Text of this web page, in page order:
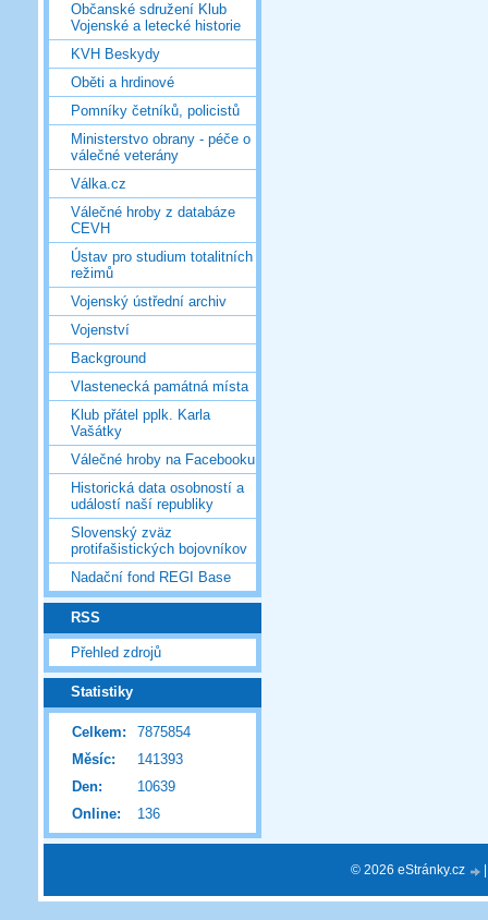
Občanské sdružení Klub
Vojenské a letecké historie
KVH Beskydy
Oběti a hrdinové
Pomníky četníků, policistů
Ministerstvo obrany - péče o
válečné veterány
Válka.cz
Válečné hroby z databáze
CEVH
Ústav pro studium totalitních
režimů
Vojenský ústřední archiv
Vojenství
Background
Vlastenecká památná místa
Klub přátel pplk. Karla
Vašátky
Válečné hroby na Facebooku
Historická data osobností a
událostí naší republiky
Slovenský zväz
protifašistických bojovníkov
Nadační fond REGI Base
RSS
Přehled zdrojů
Statistiky
Online: 136
Celkem:
7875854
Měsíc:
141393
Den:
10639
© 2026 eStránky.cz